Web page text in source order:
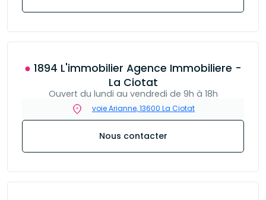
● 1894 L'immobilier Agence Immobiliere -
La Ciotat
Ouvert du lundi au vendredi de 9h à 18h
voie Arianne, 13600 La Ciotat
Nous contacter